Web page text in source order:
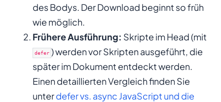
des Bodys. Der Download beginnt so früh
wie möglich.
Frühere Ausführung: Skripte im Head (mit
defer ) werden vor Skripten ausgeführt, die
später im Dokument entdeckt werden.
Einen detaillierten Vergleich finden Sie
unterdefer vs. async JavaScript und die